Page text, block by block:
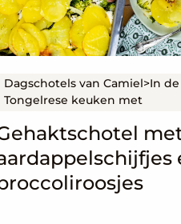
Dagschotels van Camiel>In de
Tongelrese keuken met